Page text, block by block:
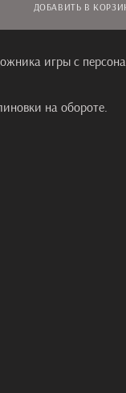
ДОБАВИТЬ В
игры с
на обороте.